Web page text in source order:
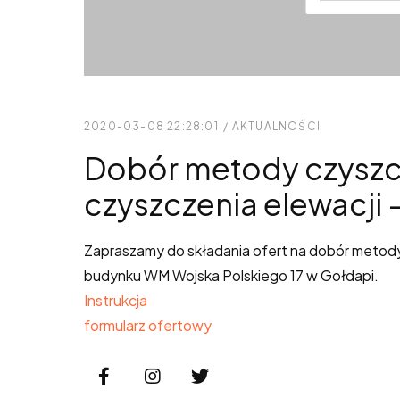
2020-03-08 22:28:01 / AKTUALNOŚCI
Dobór metody
czyszczenia elewacji
Zapraszamy do składania ofert na dobór
budynku WM Wojska Polskiego 17 w Gołdapi.
Instrukcja
formularz ofertowy